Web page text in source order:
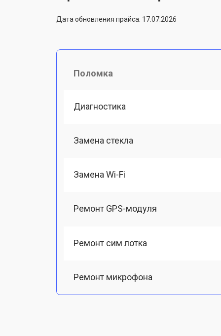
Дата обновления прайса: 17.07.2026
Поломка
Диагностика
Замена стекла
Замена Wi-Fi
Ремонт GPS-модуля
Ремонт сим лотка
Ремонт микрофона